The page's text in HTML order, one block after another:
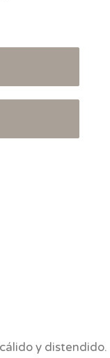
y distendido.